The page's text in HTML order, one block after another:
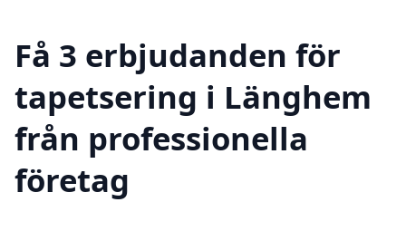
Få 3 erbjudanden för
tapetsering i Länghem
från professionella
företag